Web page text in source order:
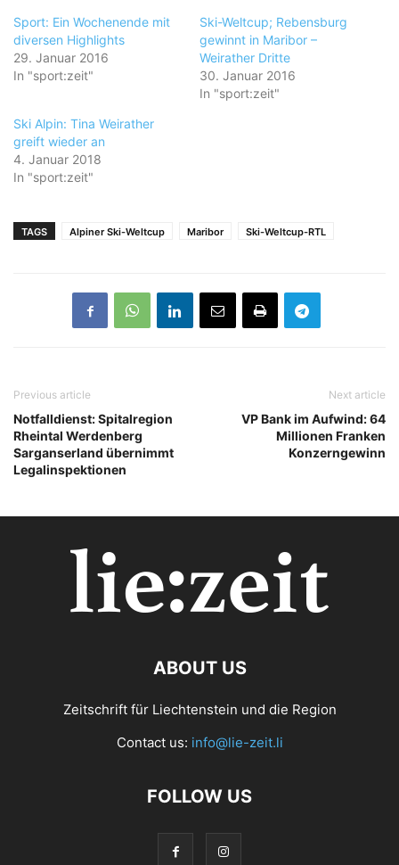
Sport: Ein Wochenende mit
diversen Highlights
29. Januar 2016
In "sport:zeit"
Ski-Weltcup; Rebensburg
gewinnt in Maribor –
Weirather Dritte
30. Januar 2016
In "sport:zeit"
Ski Alpin: Tina Weirather
greift wieder an
4. Januar 2018
In "sport:zeit"
TAGS Alpiner Ski-Weltcup Maribor Ski-Weltcup-RTL
Previous article
Notfalldienst: Spitalregion
Rheintal Werdenberg
Sarganserland übernimmt
Legalinspektionen
Next article
VP Bank im Aufwind: 64
Millionen Franken
Konzerngewinn
ABOUT US
Zeitschrift für Liechtenstein und die Region
Contact us: info@lie-zeit.li
FOLLOW US